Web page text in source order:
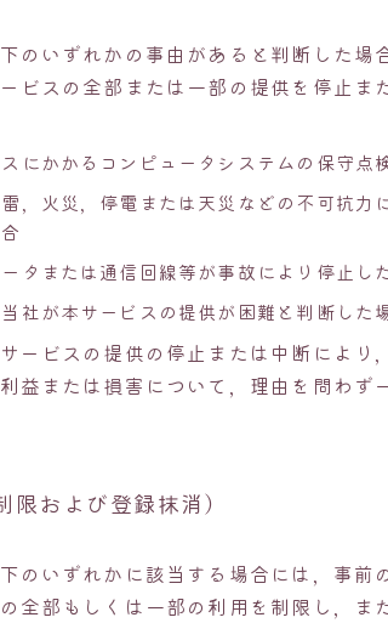
のいずれかの事由があると判断した場
ビスの全部または一部の提供を停止ま
にかかるコンピュータシステムの保守点
，火災，停電または天災などの不可抗力
タまたは通信回線等が事故により停止し
社が本サービスの提供が困難と判断した
ービスの提供の停止または中断により
益または損害について，理由を問わず
および登録抹消）
のいずれかに該当する場合には，事前
全部もしくは一部の利用を制限し，ま